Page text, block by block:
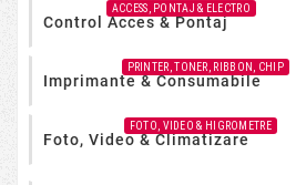
Control Acces & Pontaj
ACCESS, PONTAJ & ELECTRO
Imprimante & Consumabile
PRINTER, TONER, RIBBON, CHIP
Foto, Video & Climatizare
FOTO, VIDEO & HIGROMETRE